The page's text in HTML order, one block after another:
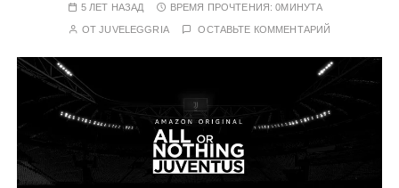
5 ЛЕТ НАЗАД ВРЕМЯ ПРОЧТЕНИЯ:0МИНУТА
ОТJUVELEGGRIA ОСТАВЬТЕ КОММЕНТАРИЙ